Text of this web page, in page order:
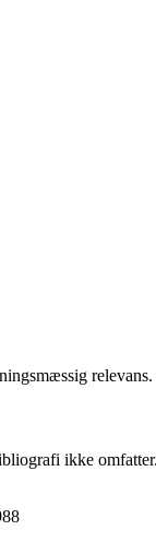
relevans.
ikke